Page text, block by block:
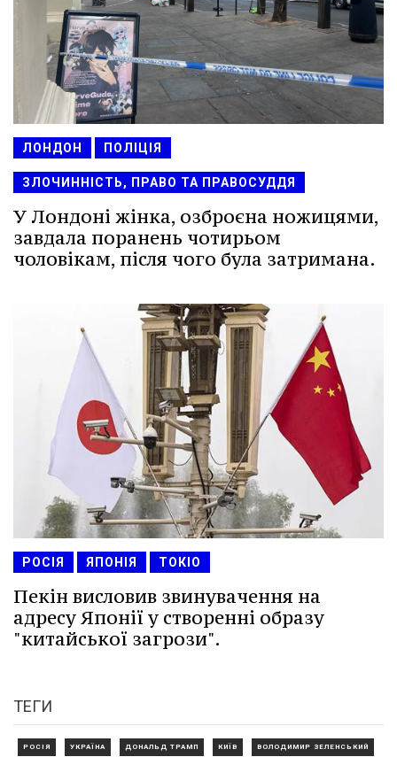
ЛОНДОН ПОЛІЦІЯ
ЗЛОЧИННІСТЬ, ПРАВО ТА ПРАВОСУДДЯ
У Лондоні жінка, озброєна ножицями,
завдала поранень чотирьом
чоловікам, після чого була затримана.
РОСІЯ ЯПОНІЯ ТОКІО
Пекін висловив звинувачення на
адресу Японії у створенні образу
"китайської загрози".
ТЕГИ
РОСІЯ УКРАЇНА ДОНАЛЬД ТРАМП КИЇВ ВОЛОДИМИР ЗЕЛЕНСЬКИЙ